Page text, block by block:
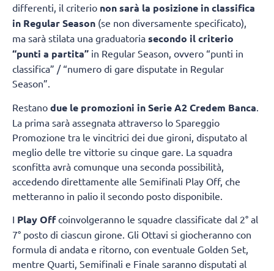
differenti, il criterio non sarà la posizione in classifica
in Regular Season (se non diversamente specificato),
ma sarà stilata una graduatoria secondo il criterio
“punti a partita” in Regular Season, ovvero “punti in
classifica” / “numero di gare disputate in Regular
Season”.
Restano due le promozioni in Serie A2 Credem Banca
La prima sarà assegnata attraverso lo Spareggio
Promozione tra le vincitrici dei due gironi, disputato al
meglio delle tre vittorie su cinque gare. La squadra
sconfitta avrà comunque una seconda possibilità,
accedendo direttamente alle Semifinali Play Off, che
metteranno in palio il secondo posto disponibile.
I Play Offcoinvolgeranno le squadre classificate dal 2° al
7° posto di ciascun girone. Gli Ottavi si giocheranno con
formula di andata e ritorno, con eventuale Golden Set,
mentre Quarti, Semifinali e Finale saranno disputati al